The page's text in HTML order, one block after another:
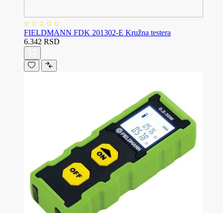
FIELDMANN FDK 201302-E Kružna testera
6.342 RSD